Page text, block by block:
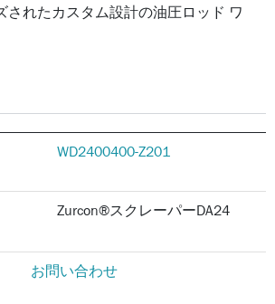
されたカスタム設計の油圧ロッド ワ
WD2400400-Z201
Zurcon®スクレーパーDA24
お問い合わせ